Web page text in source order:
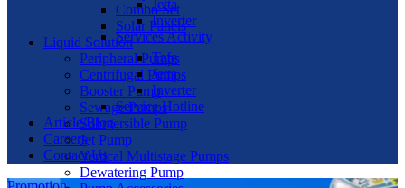
Combo Set
Solar Panels
Liquid Solution
Peripheral Pumps
Centrifugal Pumps
Booster Pump
Sewage Pumps
Submersible Pump
Jet Pump
Vertical Multistage Pumps
Dewatering Pump
Jetta
Inverter
Services Activity
Tafe
Jetta
Inverter
Service Hotline
Article/Blog
Careers
Contact Us